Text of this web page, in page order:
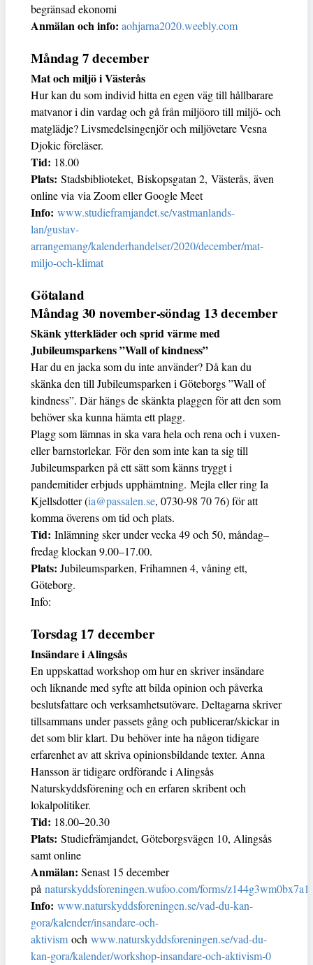
begränsad ekonomi
Anmälan och info: aohjarna2020.weebly.com
Måndag 7 december
Mat och miljö i Västerås
Hur kan du som individ hitta en egen väg till hållbarare
matvanor i din vardag och gå från miljöoro till miljö- och
matglädje? Livsmedelsingenjör och miljövetare Vesna
Djokic föreläser.
Tid: 18.00
Plats: Stadsbiblioteket, Biskopsgatan 2, Västerås, även
online via via Zoom eller Google Meet
Info: www.studieframjandet.se/vastmanlands-
lan/gustav-
arrangemang/kalenderhandelser/2020/december/mat-
miljo-och-klimat
Götaland
Måndag 30 november-söndag 13 december
Skänk ytterkläder och sprid värme med
Jubileumsparkens ”Wall of kindness”
Har du en jacka som du inte använder? Då kan du
skänka den till Jubileumsparken i Göteborgs ”Wall of
kindness”. Där hängs de skänkta plaggen för att den som
behöver ska kunna hämta ett plagg.
Plagg som lämnas in ska vara hela och rena och i vuxen-
eller barnstorlekar. För den som inte kan ta sig till
Jubileumsparken på ett sätt som känns tryggt i
pandemitider erbjuds upphämtning. Mejla eller ring Ia
Kjellsdotter (ia@passalen.se, 0730-98 70 76) för att
komma överens om tid och plats.
Tid: Inlämning sker under vecka 49 och 50, måndag–
fredag klockan 9.00–17.00.
Plats: Jubileumsparken, Frihamnen 4, våning ett,
Göteborg.
Info:
Torsdag 17 december
Insändare i Alingsås
En uppskattad workshop om hur en skriver insändare
och liknande med syfte att bilda opinion och påverka
beslutsfattare och verksamhetsutövare. Deltagarna skriver
tillsammans under passets gång och publicerar/skickar in
det som blir klart. Du behöver inte ha någon tidigare
erfarenhet av att skriva opinionsbildande texter. Anna
Hansson är tidigare ordförande i Alingsås
Naturskyddsförening och en erfaren skribent och
lokalpolitiker.
Tid: 18.00–20.30
Plats: Studiefrämjandet, Göteborgsvägen 10, Alingsås
samt online
Anmälan: Senast 15 december
på naturskyddsforeningen.wufoo.com/forms/z144g3wm0bx7a1j
Info: www.naturskyddsforeningen.se/vad-du-kan-
gora/kalender/insandare-och-
aktivism och www.naturskyddsforeningen.se/vad-du-
kan-gora/kalender/workshop-insandare-och-aktivism-0